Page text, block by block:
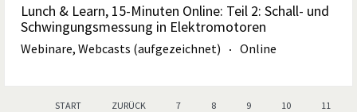
Lunch & Learn, 15-Minuten Online: Teil 2: Schall- und
Schwingungsmessung in Elektromotoren
Webinare, Webcasts (aufgezeichnet) Online
START ZURÜCK 7 8 9 10 11